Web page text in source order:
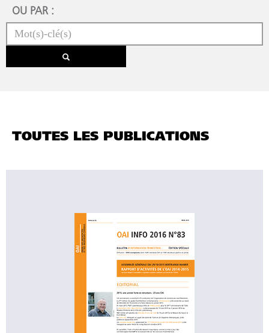
OU PAR :
TOUTES LES PUBLICATIONS